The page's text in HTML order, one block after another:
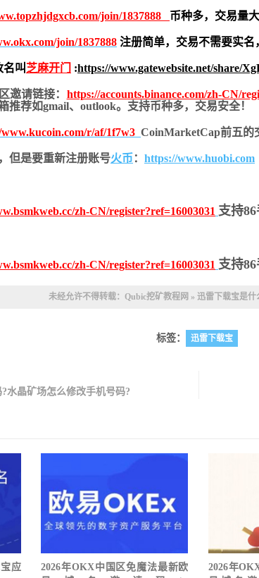
join/1837888 币种多，交易量大
join/1837888 注册简单，交易不需要实名
叫 芝麻开门 :https://www.gatewebsite.net/share/
邀请链接： https://accounts.binance.com/zh-CN/
推荐如gmail、outlook。支持币种多，交易安全！
r/af/1f7w3 CoinMarketCap前五的
但是要重新注册账号火币 ： https://www.huobi.com
zh-CN/register?ref=16003031 支持86
zh-CN/register?ref=16003031 支持86
未经允许不得转载： Qubic挖矿教程网 » 迅雷下载宝是什
标签： 迅雷下载宝
水晶矿场怎么修改手机号码?
应
2026年OKX中国区免魔法最新欧
2026年